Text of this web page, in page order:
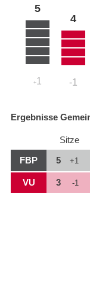
5
+1
4
-1
Ergebnisse
Sitze
FBP
5 +1
VU 3 -1